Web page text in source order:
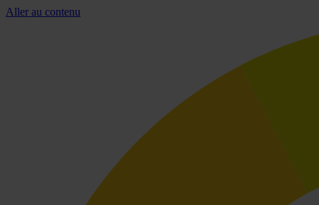
Aller au contenu